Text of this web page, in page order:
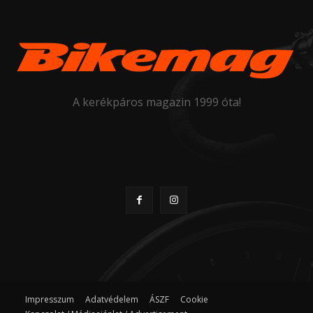
A kerékpáros magazin 1999 óta!
Impresszum Adatvédelem ÁSZF
Cookie